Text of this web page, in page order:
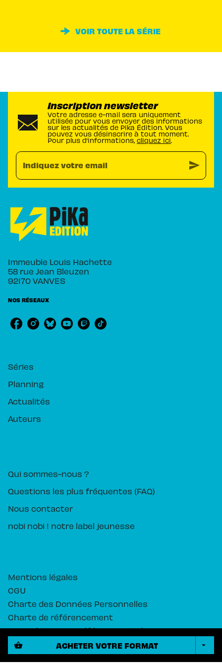
shopping_basket ACHETER VOTRE FORMAT arrow_drop_down
VOIR TOUTE LA SÉRIE
Inscription newsletter
Votre adresse e-mail sera uniquement
utilisée pour vous envoyer des informations
sur les actualités de Pika Édition. Vous
pouvez vous désinscrire à tout moment.
Pour plus d’informations, cliquez ici.
Indiquez votre email send
Immeuble Louis Hachette
58 rue Jean Bleuzen
92170 VANVES
NOS RÉSEAUX
Séries
Planning
Actualités
Auteurs
Qui sommes-nous ?
Questions les plus fréquentes (FAQ)
Nous contacter
nobi nobi ! notre label jeunesse
Mentions légales
CGU
Charte des Données Personnelles
Charte de référencement
Paramétrez vos préférences cookies